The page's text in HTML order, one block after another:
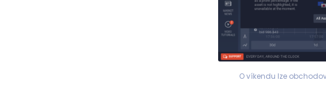
O víkendu lze